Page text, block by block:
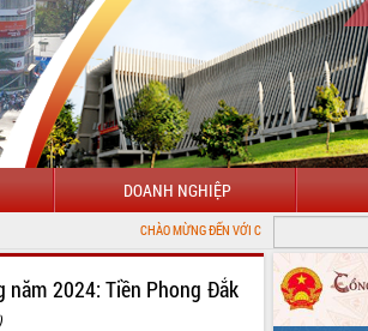
DOANH NGHIỆP
CHÀO MỪNG ĐẾN VỚI CỔNG THÔNG TIN ĐIỆN TỬ TỈNH ĐẮK LẮK
năm 2024: Tiền Phong Đắk